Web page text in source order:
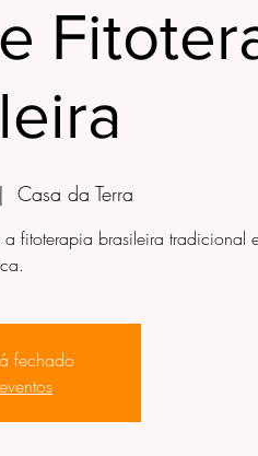
Casa da Terra
fitoterapia brasileira tradicional
fechado